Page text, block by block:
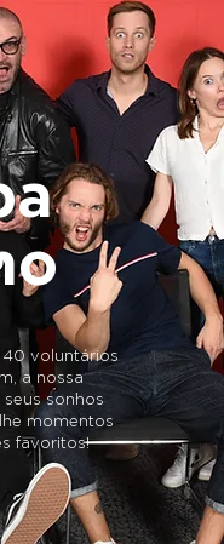
40 voluntários
a nossa
sonhos
momentos
favoritos!